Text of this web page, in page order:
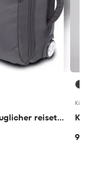
Kabinentauglicher reisetrolley